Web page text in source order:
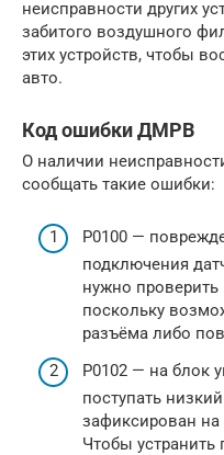
неисправности других
забитого воздушного
этих устройств, чтобы
авто.
Код ошибки ДМРВ
О наличии
сообщать такие ошибки:
Р0100 —
подключения
нужно проверить
поскольку
разъёма либо
Р0102 — на блок
поступать
зафиксирован
Чтобы